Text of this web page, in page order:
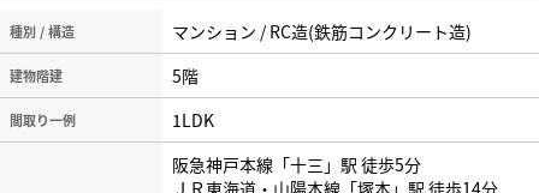
種別 / 構造 マンション / RC造(鉄筋コンクリート造)
建物階建 5階
間取り一例 1LDK
阪急神戸本線「十三」駅 徒歩5分
ＪＲ東海道・山陽本線「塚本」駅 徒歩14分